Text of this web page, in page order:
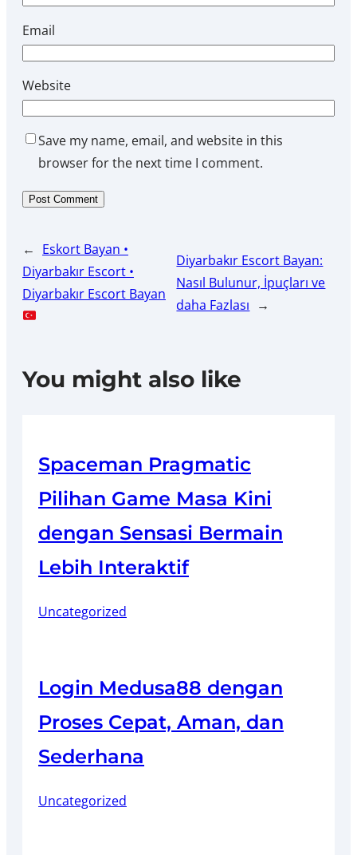
Email
Website
Save my name, email, and website in this
browser for the next time I comment.
← Eskort Bayan •
Diyarbakır Escort •
Diyarbakır Escort Bayan
Diyarbakır Escort Bayan:
Nasıl Bulunur, İpuçları ve
daha Fazlası →
You might also like
Spaceman Pragmatic
Pilihan Game Masa Kini
dengan Sensasi Bermain
Lebih Interaktif
Uncategorized
Login Medusa88 dengan
Proses Cepat, Aman, dan
Sederhana
Uncategorized